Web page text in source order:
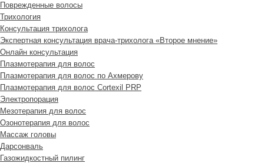
Поврежденные волосы
Трихология
Консультация трихолога
Экспертная консультация врача-трихолога «Второе мнение»
Онлайн консультация
Плазмотерапия для волос
Плазмотерапия для волос по Ахмерову
Плазмотерапия для волос Cortexil PRP
Электропорация
Мезотерапия для волос
Озонотерапия для волос
Массаж головы
Дарсонваль
Газожидкостный пилинг